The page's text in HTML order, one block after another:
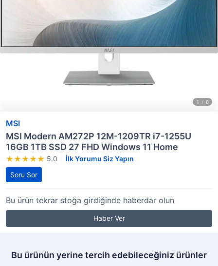
MSI
MSI Modern AM272P 12M-1209TR i7-1255U
16GB 1TB SSD 27 FHD Windows 11 Home
5.0
İlk Yorumu Siz Yapın
Soru Sor
Bu ürün tekrar stoğa girdiğinde haberdar olun
Haber Ver
Bu ürünün yerine tercih edebileceğiniz ürünler